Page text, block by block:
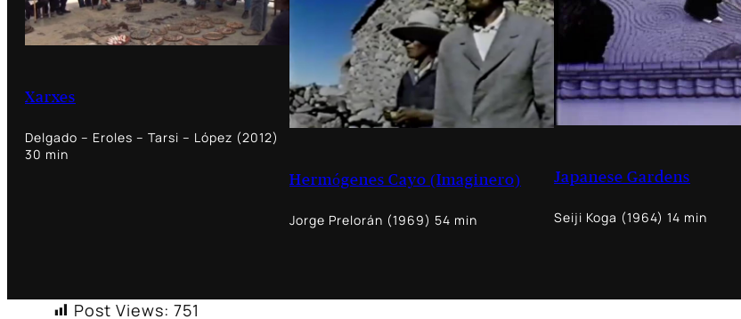
Xarxes
Delgado – Eroles – Tarsi – López (2012)
30 min
Hermógenes Cayo (Imaginero)
Jorge Prelorán (1969) 54 min
Japanese Gardens
Seiji Koga (1964) 14 min
Post Views: 751